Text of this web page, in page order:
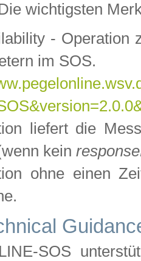
wichtigsten
- Operation
im SOS.
liefert die
kein
ohne einen
SOS